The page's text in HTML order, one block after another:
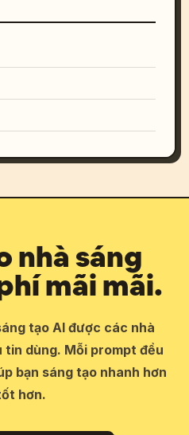
nhà sáng
mãi mãi.
tạo AI được các nhà
dùng. Mỗi prompt đều
bạn sáng tạo nhanh hơn
hơn.